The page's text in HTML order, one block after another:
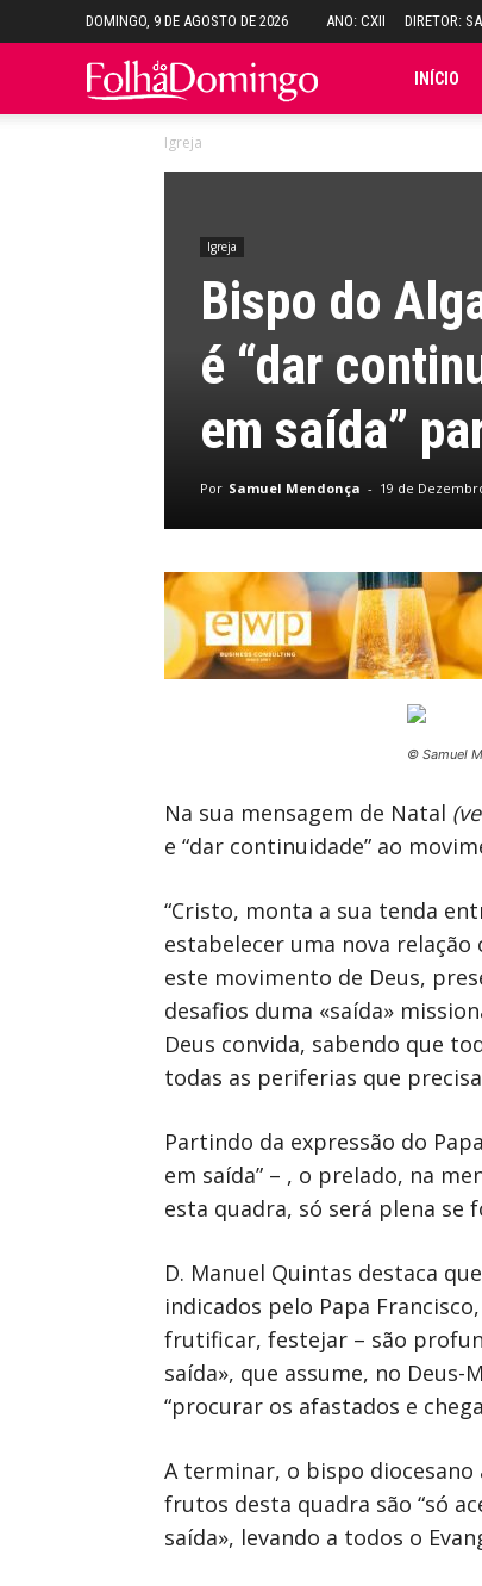
DOMINGO, 9 DE AGOSTO DE 2026 ANO: CXII DIRETOR:
Folha INÍCIO
Igreja
Igreja
Bispo do
é “dar
em saída”
Por Samuel Mendonça - 19 de
© Samuel
Na sua mensagem de Natal
e “dar continuidade” ao
“Cristo, monta a sua tenda
estabelecer uma nova relação
este movimento de Deus,
desafios duma «saída»
Deus convida, sabendo que
todas as periferias que
Partindo da expressão do
em saída” – , o prelado, na
esta quadra, só será plena se
D. Manuel Quintas destaca
indicados pelo Papa
frutificar, festejar – são
saída», que assume, no
“procurar os afastados e
A terminar, o bispo diocesano
frutos desta quadra são “só
saída», levando a todos o